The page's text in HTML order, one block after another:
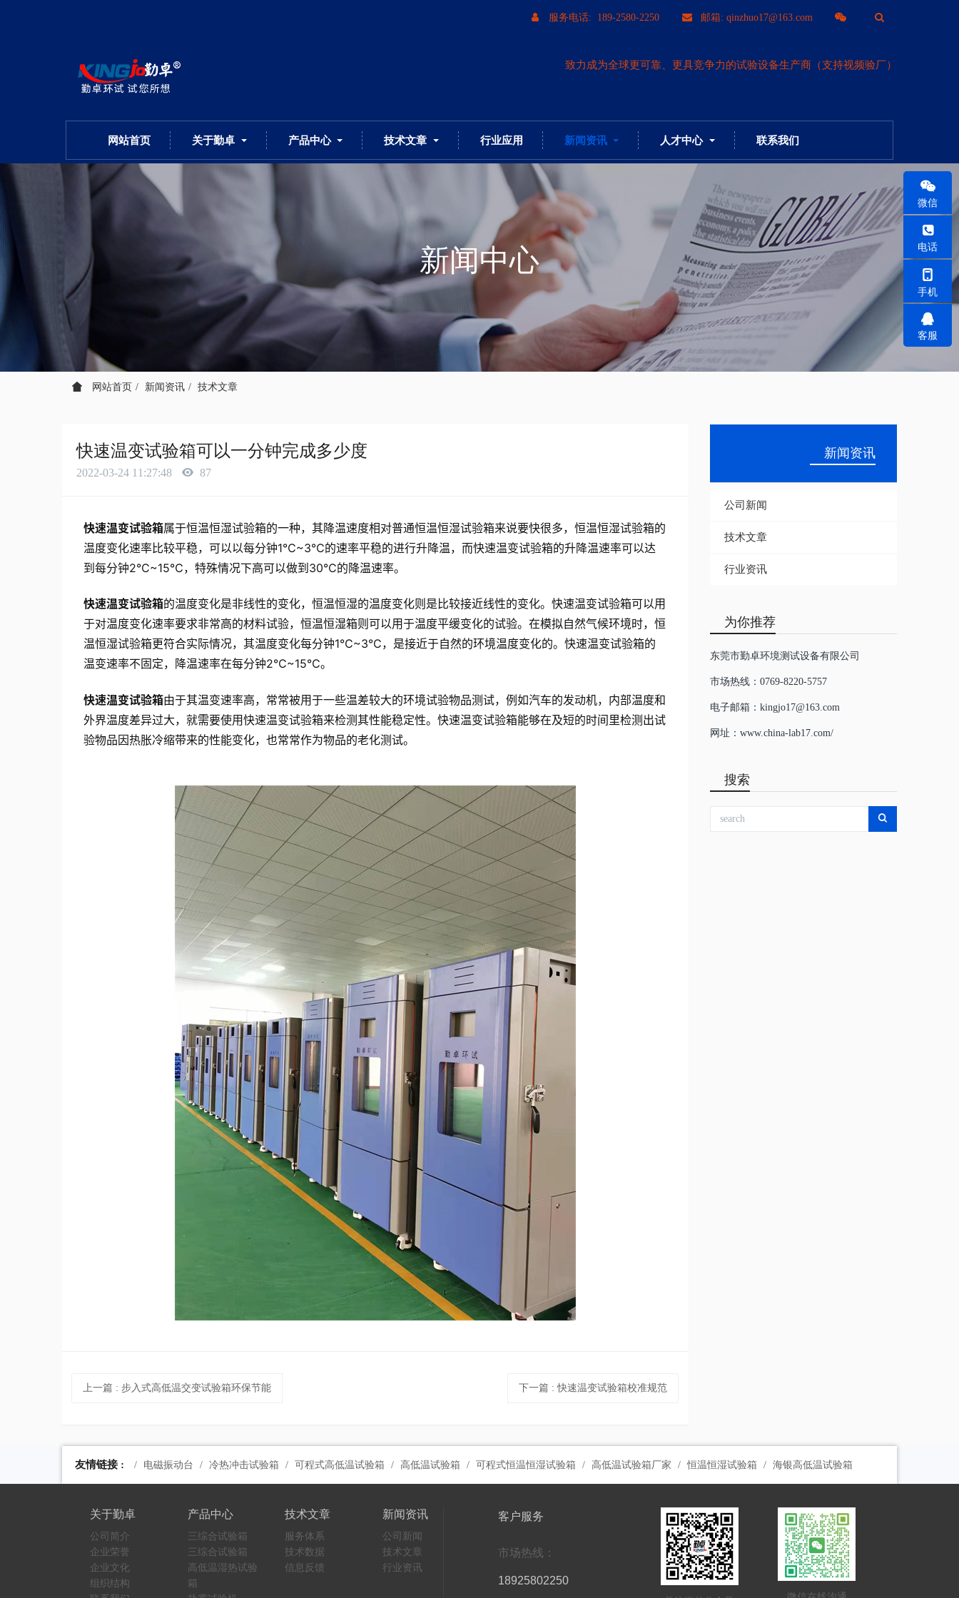
服务电话: 189-2580-2250 邮箱: qinzhuo17@163.com
g
l
e
S
a
c
致力成为全球更可靠、更具竞争力的试验设备生产商（支持视频验厂）
网站首页 关于勤卓 产品中心 技术文章 行业应用 新闻资讯 人才中心 联系我们
新闻中心
网站首页 新闻资讯 技术文章
快速温变试验箱可以一分钟完成多少度
2022-03-24 11:27:48 87
快速温变试验箱属于恒温恒湿试验箱的一种，其降温速度相对普通恒温恒湿试验箱来说要快很多，恒温恒湿试验箱的
温度变化速率比较平稳，可以以每分钟1℃~3℃的速率平稳的进行升降温，而快速温变试验箱的升降温速率可以达
到每分钟2℃~15℃，特殊情况下高可以做到30℃的降温速率。
快速温变试验箱的温度变化是非线性的变化，恒温恒湿的温度变化则是比较接近线性的变化。快速温变试验箱可以用
于对温度变化速率要求非常高的材料试验，恒温恒湿箱则可以用于温度平缓变化的试验。在模拟自然气候环境时，恒
温恒湿试验箱更符合实际情况，其温度变化每分钟1℃~3℃，是接近于自然的环境温度变化的。快速温变试验箱的
温变速率不固定，降温速率在每分钟2℃~15℃。
快速温变试验箱由于其温变速率高，常常被用于一些温差较大的环境试验物品测试，例如汽车的发动机，内部温度和
外界温度差异过大，就需要使用快速温变试验箱来检测其性能稳定性。快速温变试验箱能够在及短的时间里检测出试
验物品因热胀冷缩带来的性能变化，也常常作为物品的老化测试。
上一篇 : 步入式高低温交变试验箱环保节能 下一篇 : 快速温变试验箱校准规范
新闻资讯
公司新闻
技术文章
行业资讯
为你推荐
东莞市勤卓环境测试设备有限公司
市场热线：0769-8220-5757
电子邮箱：kingjo17@163.com
网址：www.china-lab17.com/
搜索
友情链接 : 电磁振动台 冷热冲击试验箱 可程式高低温试验箱 高低温试验箱 可程式恒温恒湿试验箱 高低温试验箱厂家 恒温恒湿试验箱 海银高低温试验箱
关于勤卓
公司简介
企业荣誉
企业文化
组织结构
产品中心
三综合试验箱
三综合试验箱
高低温湿热试验
箱
技术文章
服务体系
技术数据
信息反馈
新闻资讯
公司新闻
技术文章
行业资讯
客户服务
市场热线：
18925802250
微信
电话
手机
客服